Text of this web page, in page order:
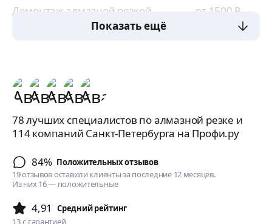
Демонтаж алмазной резкой от 1500₽
за пог.м
Показать ещё
78 лучших специалистов по алмазной резке и
114 компаний Санкт-Петербурга на Профи.ру
84% Положительных отзывов
19 отзывов оставили клиенты за последние 12 месяцев.
Из них 16 — положительные
4,91
Cредний рейтинг
13 с гарантией